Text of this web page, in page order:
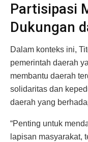
Partisipasi
Dukungan
Dalam konteks ini,
pemerintah daerah
membantu daerah
solidaritas dan
daerah yang
“Penting untuk
lapisan masyarakat,